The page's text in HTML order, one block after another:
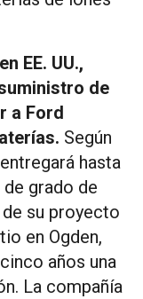
EE. UU.,
de
a Ford
Según
hasta
grado de
su proyecto
en Ogden,
años una
La compañía